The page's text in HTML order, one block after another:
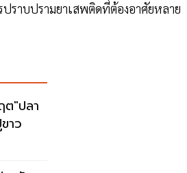
ราบปรามยาเสพติดที่ต้องอาศัยหลาย
"ปลา
าว